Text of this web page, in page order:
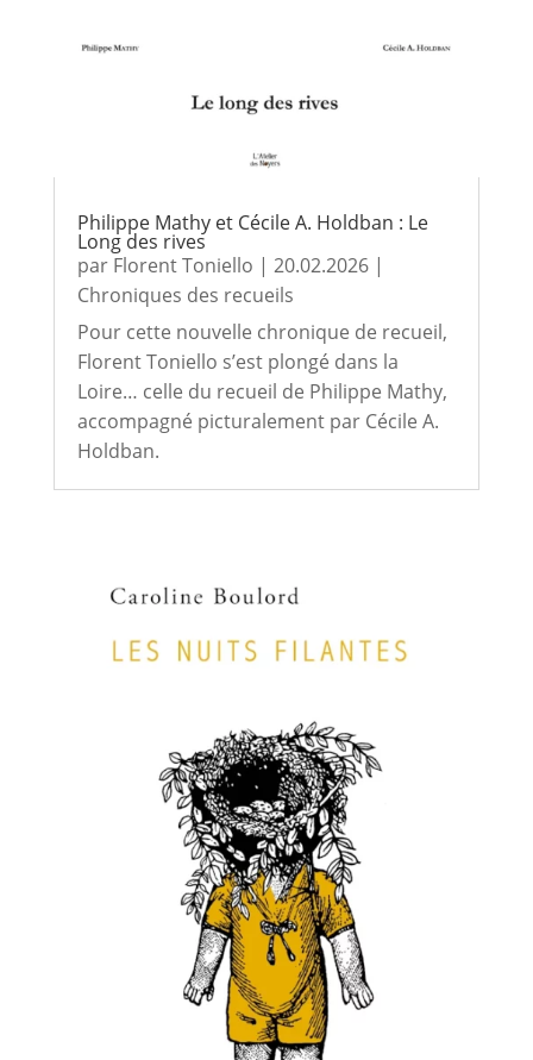
Philippe Mathy et Cécile A. Holdban : Le
Long des rives
par Florent Toniello | 20.02.2026|
Chroniques des recueils
Pour cette nouvelle chronique de recueil,
Florent Toniello s’est plongé dans la
Loire… celle du recueil de Philippe Mathy,
accompagné picturalement par Cécile A.
Holdban.